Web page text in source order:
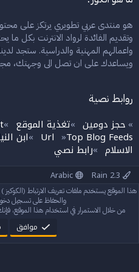
هو منتدى عربي تطويري يرتكز على
وتقديم الفائدة لرواد الانترنت بكل ما
واعمالهم المهنية والدراسية. ستجد
ويساعدك على ان تصل الى وجهتك،
روابط نصية
» حجز دومين »تغذية الموقع »
Url »Top Blog Feeds
»ابن
الاسلام »رابط نصي
Arabic
إتصل بنا الشروط والقوانين سياسة
XenForo® © 2010-2024 XenForo Ltd.
Rain theme made by
هذا الموقع يستخدم ملفات تعريف الارتباط
والحفاظ على تسجيل
من خلال الاستمرار في استخدام هذا الموقع،
موافق